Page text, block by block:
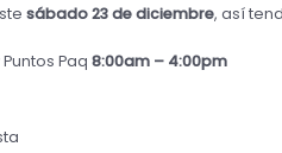
sábado 23 de diciembre, así
Paq 8:00am – 4:00pm